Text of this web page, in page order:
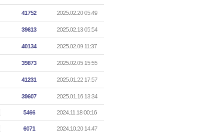
41752 2025.02.20 05:49
39613 2025.02.13 05:54
40134 2025.02.09 11:37
39873 2025.02.05 15:55
41231 2025.01.22 17:57
39607 2025.01.16 13:34
5466 2024.11.18 00:16
6071 2024.10.20 14:47